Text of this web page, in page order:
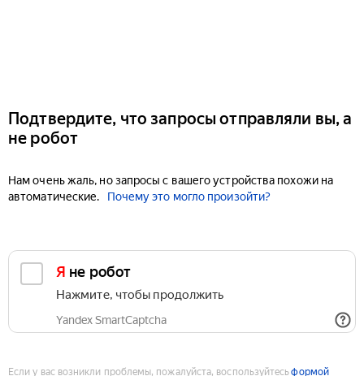
Подтвердите, что запросы отправляли вы, а
не робот
Нам очень жаль, но запросы с вашего устройства похожи на
автоматические.
Почему это могло произойти?
Я не робот
Нажмите, чтобы продолжить
Yandex SmartCaptcha
Если у вас возникли проблемы, пожалуйста, воспользуйтесьформой